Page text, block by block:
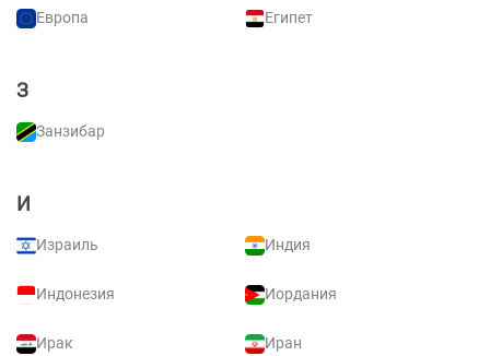
Европа Египет
З
Занзибар
И
Израиль Индия
Индонезия Иордания
Ирак Иран